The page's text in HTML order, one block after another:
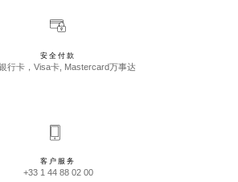
安全付款
行卡，Visa卡, Mastercard万事达
客户服务
+33 1 44 88 02 00